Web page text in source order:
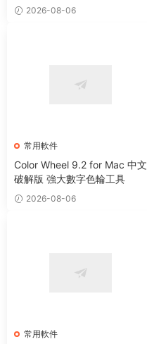
2026-08-06
常用軟件
Color Wheel 9.2 for Mac 中文
破解版 強大數字色輪工具
2026-08-06
常用軟件